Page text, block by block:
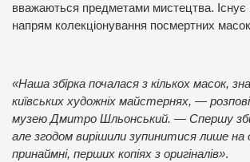
вважаються предметами мистецтва. Існує
напрям колекціонування посмертних
«Наша збірка почалася з кількох масок,
київських художніх майстернях, —
музею Дмитро Шльонський. — Спершу
але згодом вирішили зупинитися лише на
принаймні, перших копіях з оригіналів».